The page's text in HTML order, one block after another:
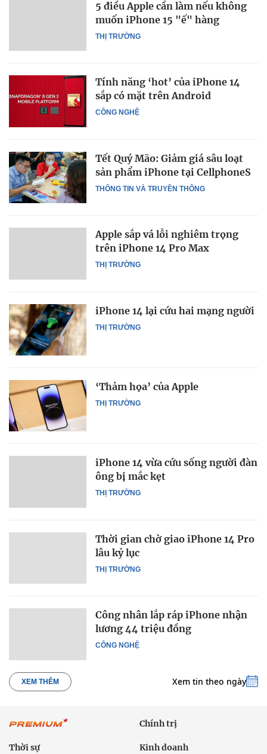
THỊ TRƯỜNG
5 điều Apple cần làm nếu không
muốn iPhone 15 "ế" hàng
CÔNG NGHỆ
Tính năng ‘hot’ của iPhone 14
sắp có mặt trên Android
THÔNG TIN VÀ TRUYỀN THÔNG
Tết Quý Mão: Giảm giá sâu loạt
sản phẩm iPhone tại CellphoneS
THỊ TRƯỜNG
Apple sắp vá lỗi nghiêm trọng
trên iPhone 14 Pro Max
THỊ TRƯỜNG
iPhone 14 lại cứu hai mạng người
THỊ TRƯỜNG
‘Thảm họa’ của Apple
THỊ TRƯỜNG
iPhone 14 vừa cứu sống người đàn
ông bị mắc kẹt
THỊ TRƯỜNG
Thời gian chờ giao iPhone 14 Pro
lâu kỷ lục
CÔNG NGHỆ
Công nhân lắp ráp iPhone nhận
lương 44 triệu đồng
XEM THÊM Xem tin theo ngày
Chính trị
Thời sự Kinh doanh